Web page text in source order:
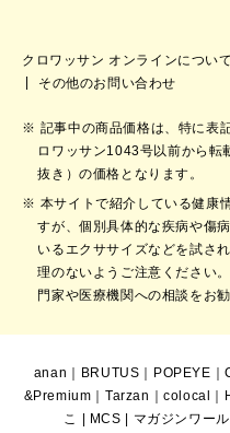
クロワッサン オンラインについて
その他のお問い合わせ
記事中の商品価格は、特に表
ロワッサン1043号以前から転
抜き）の価格となります。
本サイトで紹介している健康
すが、個別具体的な疾病や傷
いるエクササイズなどを試さ
理のないようご注意ください
門家や医療機関への相談をお勧
anan BRUTUS POPEYE ｜
&Premium ｜Tarzan ｜colocal
こ
MCS マガジンワー